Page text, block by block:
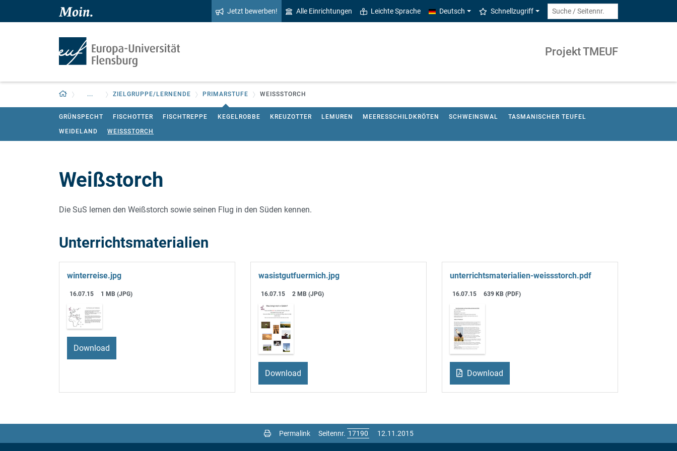
Zum Hauptinhalt springen
Zur Navigation springen
Jetzt bewerben! Alle Einrichtungen Leichte Sprache Deutsch Schnellzugriff
Projekt TMEUF
Zurück zur Startseite
... ZIELGRUPPE/LERNENDE PRIMARSTUFE WEISSSTORCH
GRÜNSPECHT FISCHOTTER FISCHTREPPE KEGELROBBE KREUZOTTER LEMUREN MEERESSCHILDKRÖTEN SCHWEINSWAL TASMANISCHER TEUFEL
WEIDELAND WEISSSTORCH
Weißstorch
Die SuS lernen den Weißstorch sowie seinen Flug in den Süden kennen.
Unterrichtsmaterialien
winterreise.jpg
16.07.15 1 MB (JPG)
Download
wasistgutfuermich.jpg
16.07.15 2 MB (JPG)
Download
unterrichtsmaterialien-weissstorch.pdf
16.07.15 639 KB (PDF)
Download
Permalink Seitennr. 12.11.2015